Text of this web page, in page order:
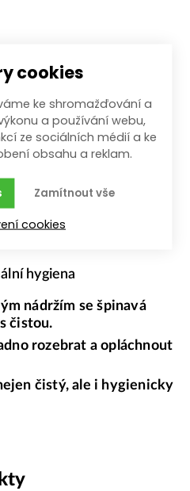
hygiena
nádržím se špinavá
čistou.
rozebrat a opláchnout
čistý, ale i hygienicky
cookies
ke shromažďování a
a používání webu,
ze sociálních médií a ke
obsahu a reklam.
Zamítnout vše
cookies